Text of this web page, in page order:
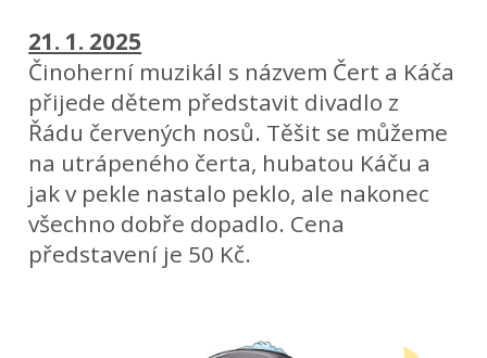
21. 1. 2025
Činoherní muzikál s názvem Čert a Káča
přijede dětem představit divadlo z
Řádu červených nosů. Těšit se můžeme
na utrápeného čerta, hubatou Káču a
jak v pekle nastalo peklo, ale nakonec
všechno dobře dopadlo. Cena
představení je 50 Kč.